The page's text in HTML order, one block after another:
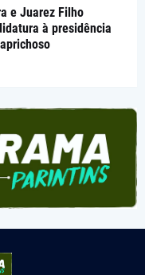
e Juarez Filho
à presidência